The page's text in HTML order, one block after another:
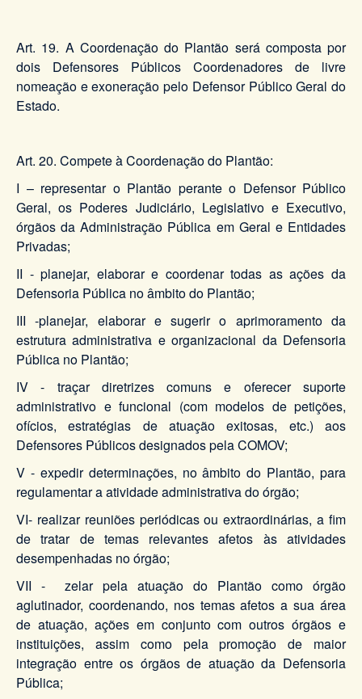
Art. 19. A Coordenação do Plantão será composta por
dois Defensores Públicos Coordenadores de livre
nomeação e exoneração pelo Defensor Público Geral do
Estado.
Art. 20. Compete à Coordenação do Plantão:
I – representar o Plantão perante o Defensor Público
Geral, os Poderes Judiciário, Legislativo e Executivo,
órgãos da Administração Pública em Geral e Entidades
Privadas;
II - planejar, elaborar e coordenar todas as ações da
Defensoria Pública no âmbito do Plantão;
III -planejar, elaborar e sugerir o aprimoramento da
estrutura administrativa e organizacional da Defensoria
Pública no Plantão;
IV - traçar diretrizes comuns e oferecer suporte
administrativo e funcional (com modelos de petições,
ofícios, estratégias de atuação exitosas, etc.) aos
Defensores Públicos designados pela COMOV;
V - expedir determinações, no âmbito do Plantão, para
regulamentar a atividade administrativa do órgão;
VI- realizar reuniões periódicas ou extraordinárias, a fim
de tratar de temas relevantes afetos às atividades
desempenhadas no órgão;
VII - zelar pela atuação do Plantão como órgão
aglutinador, coordenando, nos temas afetos a sua área
de atuação, ações em conjunto com outros órgãos e
instituições, assim como pela promoção de maior
integração entre os órgãos de atuação da Defensoria
Pública;